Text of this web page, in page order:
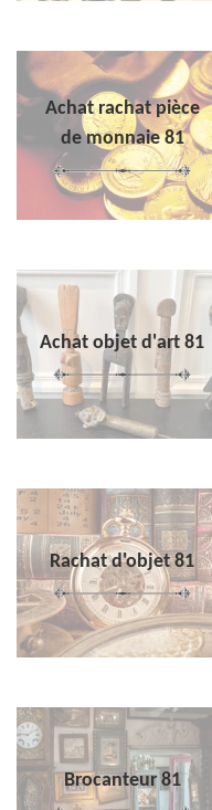
Achat rachat pièce
de monnaie 81
Achat objet d'art 81
Rachat d'objet 81
Brocanteur 81